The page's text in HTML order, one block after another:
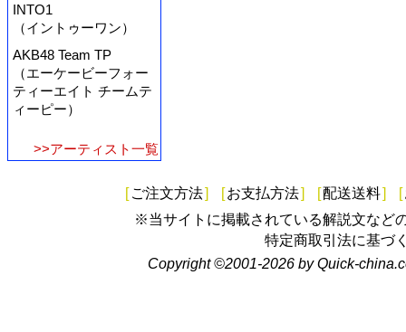
INTO1
（イントゥーワン）
AKB48 Team TP
（エーケービーフォー
ティーエイト チームテ
ィーピー）
>>アーティスト一覧
[ ご注文方法] [お支払方法] [配送送料] [
※当サイトに掲載されている解説文など
特定商取引法に基づ
Copyright ©2001-2026 by Quick-